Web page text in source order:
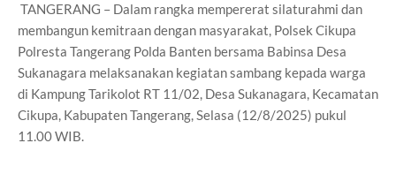
TANGERANG – Dalam rangka mempererat silaturahmi dan
membangun kemitraan dengan masyarakat, Polsek Cikupa
Polresta Tangerang Polda Banten bersama Babinsa Desa
Sukanagara melaksanakan kegiatan sambang kepada warga
di Kampung Tarikolot RT 11/02, Desa Sukanagara, Kecamatan
Cikupa, Kabupaten Tangerang, Selasa (12/8/2025) pukul
11.00 WIB.